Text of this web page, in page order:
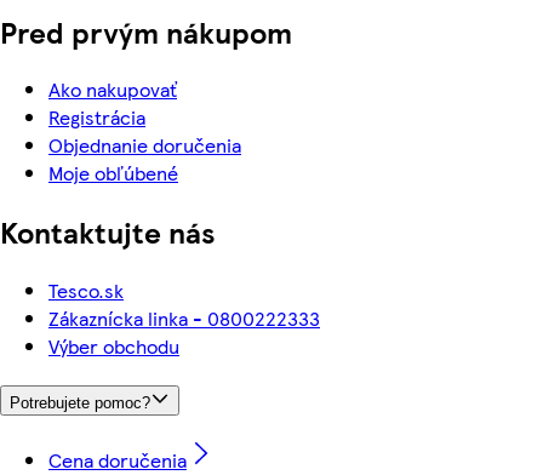
Pred prvým nákupom
Ako nakupovať
Registrácia
Objednanie doručenia
Moje obľúbené
Kontaktujte nás
Tesco.sk
Zákaznícka linka - 0800222333
Výber obchodu
Potrebujete pomoc?
Cena doručenia